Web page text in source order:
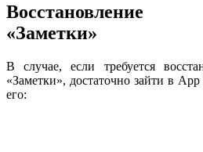
«Заметки»
В случае, если требуется
«Заметки», достаточно зайти в
его: